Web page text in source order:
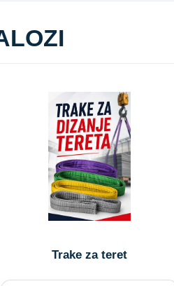
Trake za teret